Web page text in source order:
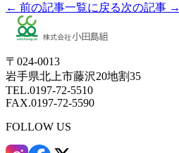
← 前の記事一覧に戻る次の記事 →
〒024-0013
岩手県北上市藤沢20地割35
TEL.0197-72-5510
FAX.0197-72-5590
FOLLOW US